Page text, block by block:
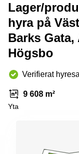
Mötesrum
Virtuellt
kontor
Älvsjö
Sollentuna
Vasastan
Coworking
Östermalm
Kontor
Malmö
Kontorshotell
Huddinge
Lediga
lokaler
Hägersten
Lager/
hyra på
Barks
Högsbo
Verifierat
9 608 m²
Yta